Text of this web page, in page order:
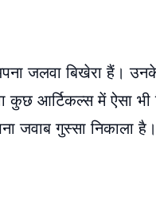
जलवा बिखेरा हैं।
आर्टिकल्स में ऐसा भी
जवाब गुस्सा निकाला है।